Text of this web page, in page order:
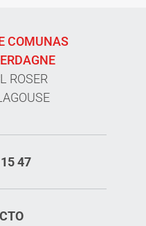
COMUNAS
ROSER
47